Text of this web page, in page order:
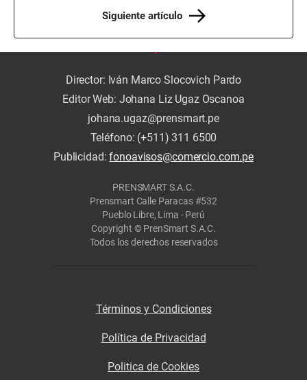
Siguiente artículo
Director: Iván Marco Slocovich Pardo
Editor Web: Johana Liz Ugaz Oscanoa
johana.ugaz@prensmart.pe
Teléfono: (+511) 311 6500
Publicidad:fonoavisos@comercio.com.pe
PRENSMART S.A.C.
Prensmart Calle Paracas #532
Pueblo Libre, Lima - Perú
Copyright © PrenSmart S.A.C.
Todos los derechos reservados
Términos y Condiciones
Política de Privacidad
Politica de Cookies